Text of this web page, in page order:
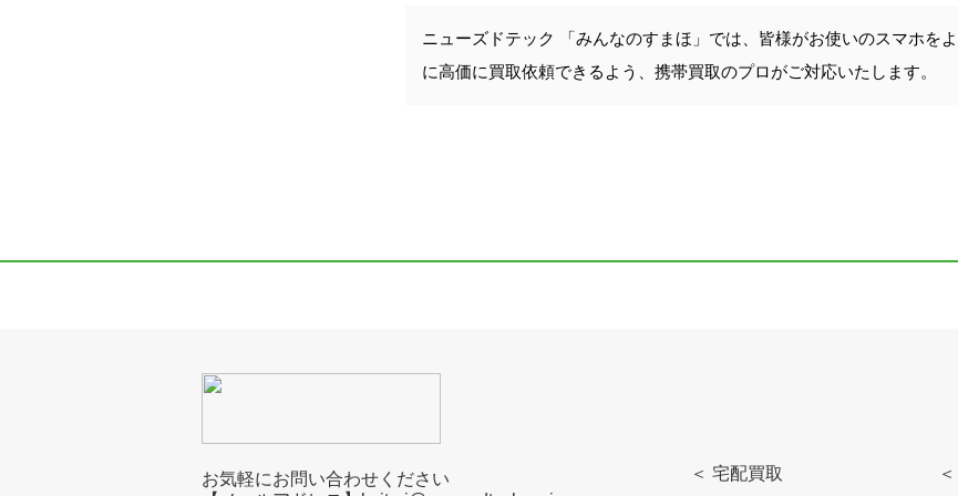
ニューズドテック 「みんなのすまほ」では、皆様がお使いのスマホを
に高価に買取依頼できるよう、携帯買取のプロがご対応いたします。
お気軽にお問い合わせください
＜ 宅配買取